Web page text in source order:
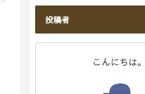
投稿者
こんにちは。